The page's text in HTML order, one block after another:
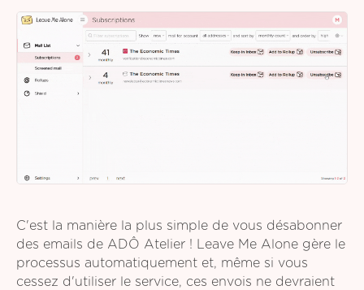
C'est la manière la plus simple de vous désabonner
des emails de ADÔ Atelier ! Leave Me Alone gère le
processus automatiquement et, même si vous
cessez d'utiliser le service, ces envois ne devraient